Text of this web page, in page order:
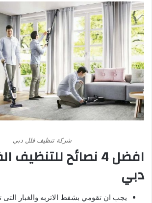
شركة تنظيف فلل دبي
افضل 4 نصائح
دبي
يجب ان تقومي بشفط الاتربه والغبار